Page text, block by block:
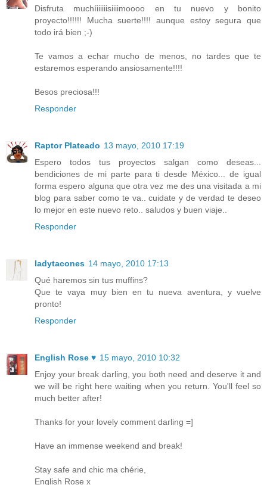
Disfruta muchíiiiiiisiiiimoooo en tu nuevo y bonito
proyecto!!!!!! Mucha suerte!!!! aunque estoy segura que
todo irá bien ;-)
Te vamos a echar mucho de menos, no tardes que te
estaremos esperando ansiosamente!!!!
Besos preciosa!!!
Responder
Raptor Plateado 13 mayo, 2010 17:19
Espero todos tus proyectos salgan como deseas...
bendiciones de mi parte para ti desde México... de igual
forma espero alguna que otra vez me des una visitada a mi
blog para saber como te va.. cuidate y de verdad te deseo
lo mejor en este nuevo reto.. saludos y buen viaje..
Responder
ladytacones 14 mayo, 2010 17:13
Qué haremos sin tus muffins?
Que te vaya muy bien en tu nueva aventura, y vuelve
pronto!
Responder
English Rose ♥ 15 mayo, 2010 10:32
Enjoy your break darling, you both need and deserve it and
we will be right here waiting when you return. You'll feel so
much better after!
Thanks for your lovely comment darling =]
Have an immense weekend and break!
Stay safe and chic ma chérie,
English Rose x